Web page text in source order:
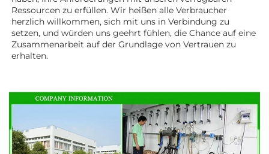
Ressourcen zu erfüllen. Wir heißen alle Verbraucher
herzlich willkommen, sich mit uns in Verbindung zu
setzen, und würden uns geehrt fühlen, die Chance auf eine
Zusammenarbeit auf der Grundlage von Vertrauen zu
erhalten.